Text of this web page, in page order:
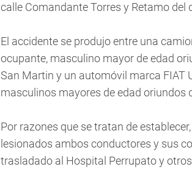
calle Comandante Torres y Retamo del
El accidente se produjo entre una
ocupante, masculino mayor de edad
San Martin y un automóvil marca FIAT
masculinos mayores de edad oriundos
Por razones que se tratan de
lesionados ambos conductores y sus
trasladado al Hospital Perrupato y